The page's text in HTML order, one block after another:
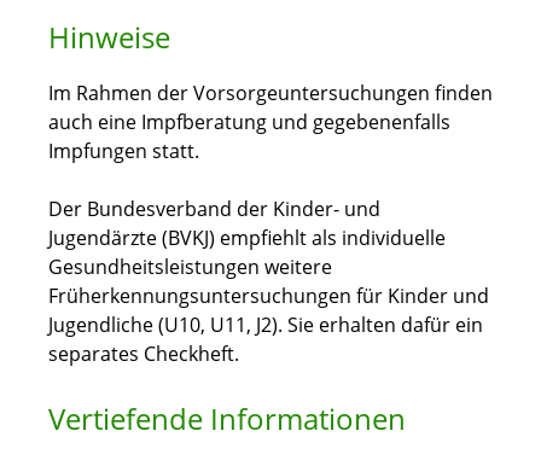
Hinweise
Im Rahmen der Vorsorgeuntersuchungen finden
auch eine Impfberatung und gegebenenfalls
Impfungen statt.
Der Bundesverband der Kinder- und
Jugendärzte (BVKJ) empfiehlt als individuelle
Gesundheitsleistungen weitere
Früherkennungsuntersuchungen für Kinder und
Jugendliche (U10, U11, J2). Sie erhalten dafür ein
separates Checkheft.
Vertiefende Informationen